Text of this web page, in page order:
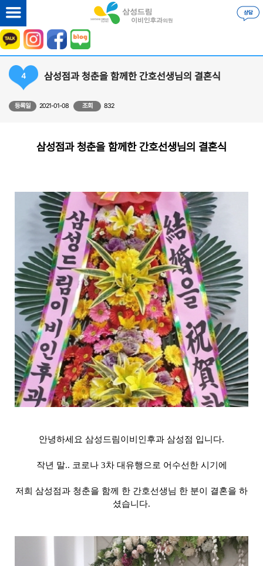
4 삼성점과 청춘을 함께한 간호선생님의 결혼식
등록일 2021-01-08 조회 832
삼성점과 청춘을 함께한 간호선생님의 결혼식
안녕하세요 삼성드림이비인후과 삼성점 입니다.
작년 말.. 코로나 3차 대유행으로 어수선한 시기에
저희 삼성점과 청춘을 함께 한 간호선생님 한 분이 결혼을 하
셨습니다.